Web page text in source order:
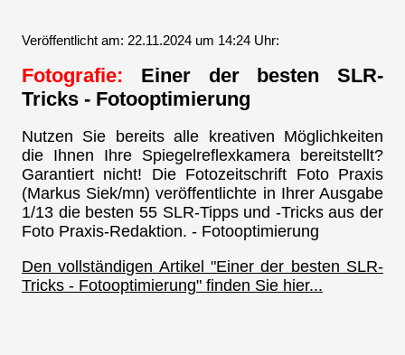
Veröffentlicht am: 22.11.2024 um 14:24 Uhr:
Fotografie: Einer der besten SLR-
Tricks - Fotooptimierung
Nutzen Sie bereits alle kreativen Möglichkeiten
die Ihnen Ihre Spiegelreflexkamera bereitstellt?
Garantiert nicht! Die Fotozeitschrift Foto Praxis
(Markus Siek/mn) veröffentlichte in Ihrer Ausgabe
1/13 die besten 55 SLR-Tipps und -Tricks aus der
Foto Praxis-Redaktion. - Fotooptimierung
Den vollständigen Artikel "Einer der besten SLR-
Tricks - Fotooptimierung" finden Sie hier...